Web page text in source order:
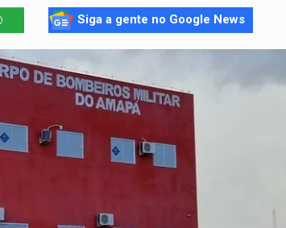
Siga a gente no Google News